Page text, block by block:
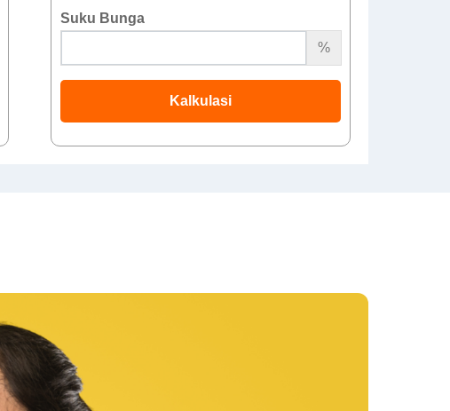
Suku Bunga
%
Kalkulasi